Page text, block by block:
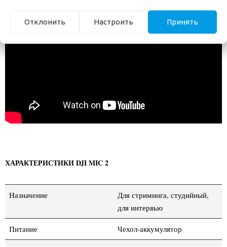
ХАРАКТЕРИСТИКИ DJI MIC 2
Назначение
Для стриминга, студийный,
для интервью
Питание Чехол-аккумулятор
Отклонить Настроить Принять